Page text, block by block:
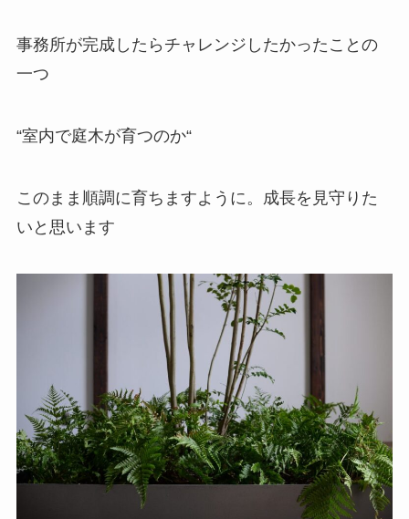
事務所が完成したらチャレンジしたかったことの
一つ
“室内で庭木が育つのか“
このまま順調に育ちますように。成長を見守りた
いと思います